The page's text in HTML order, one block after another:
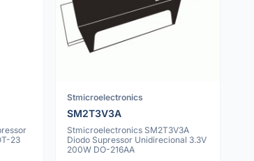
23
Stmicroelectronics
SM2T3V3A
Stmicroelectronics SM2T3V3A
Diodo Supressor Unidirecional 3.3V
200W DO-216AA